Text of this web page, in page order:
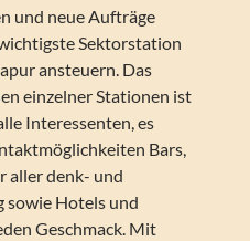
und neue Aufträge
Sektorstation
ansteuern. Das
einzelner Stationen ist
Interessenten, es
Bars,
aller denk- und
sowie Hotels und
Geschmack. Mit